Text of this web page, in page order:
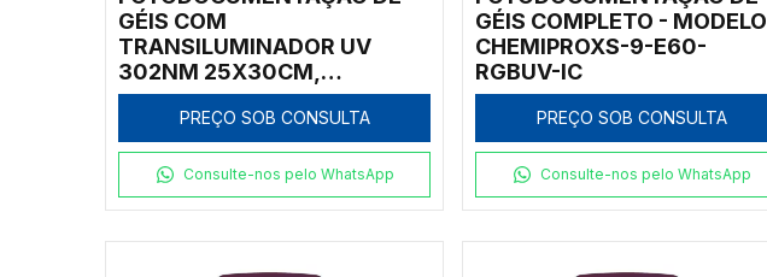
GÉIS COM
TRANSILUMINADOR UV
302NM 25X30CM,
NECESSITA PC/LAPTOP,
COM MÓDULO RGB
PREÇO SOB CONSULTA
Consulte-nos pelo WhatsApp
GÉIS COMPLETO - MODELO
CHEMIPROXS-9-E60-
RGBUV-IC
PREÇO SOB CONSULTA
Consulte-nos pelo WhatsApp